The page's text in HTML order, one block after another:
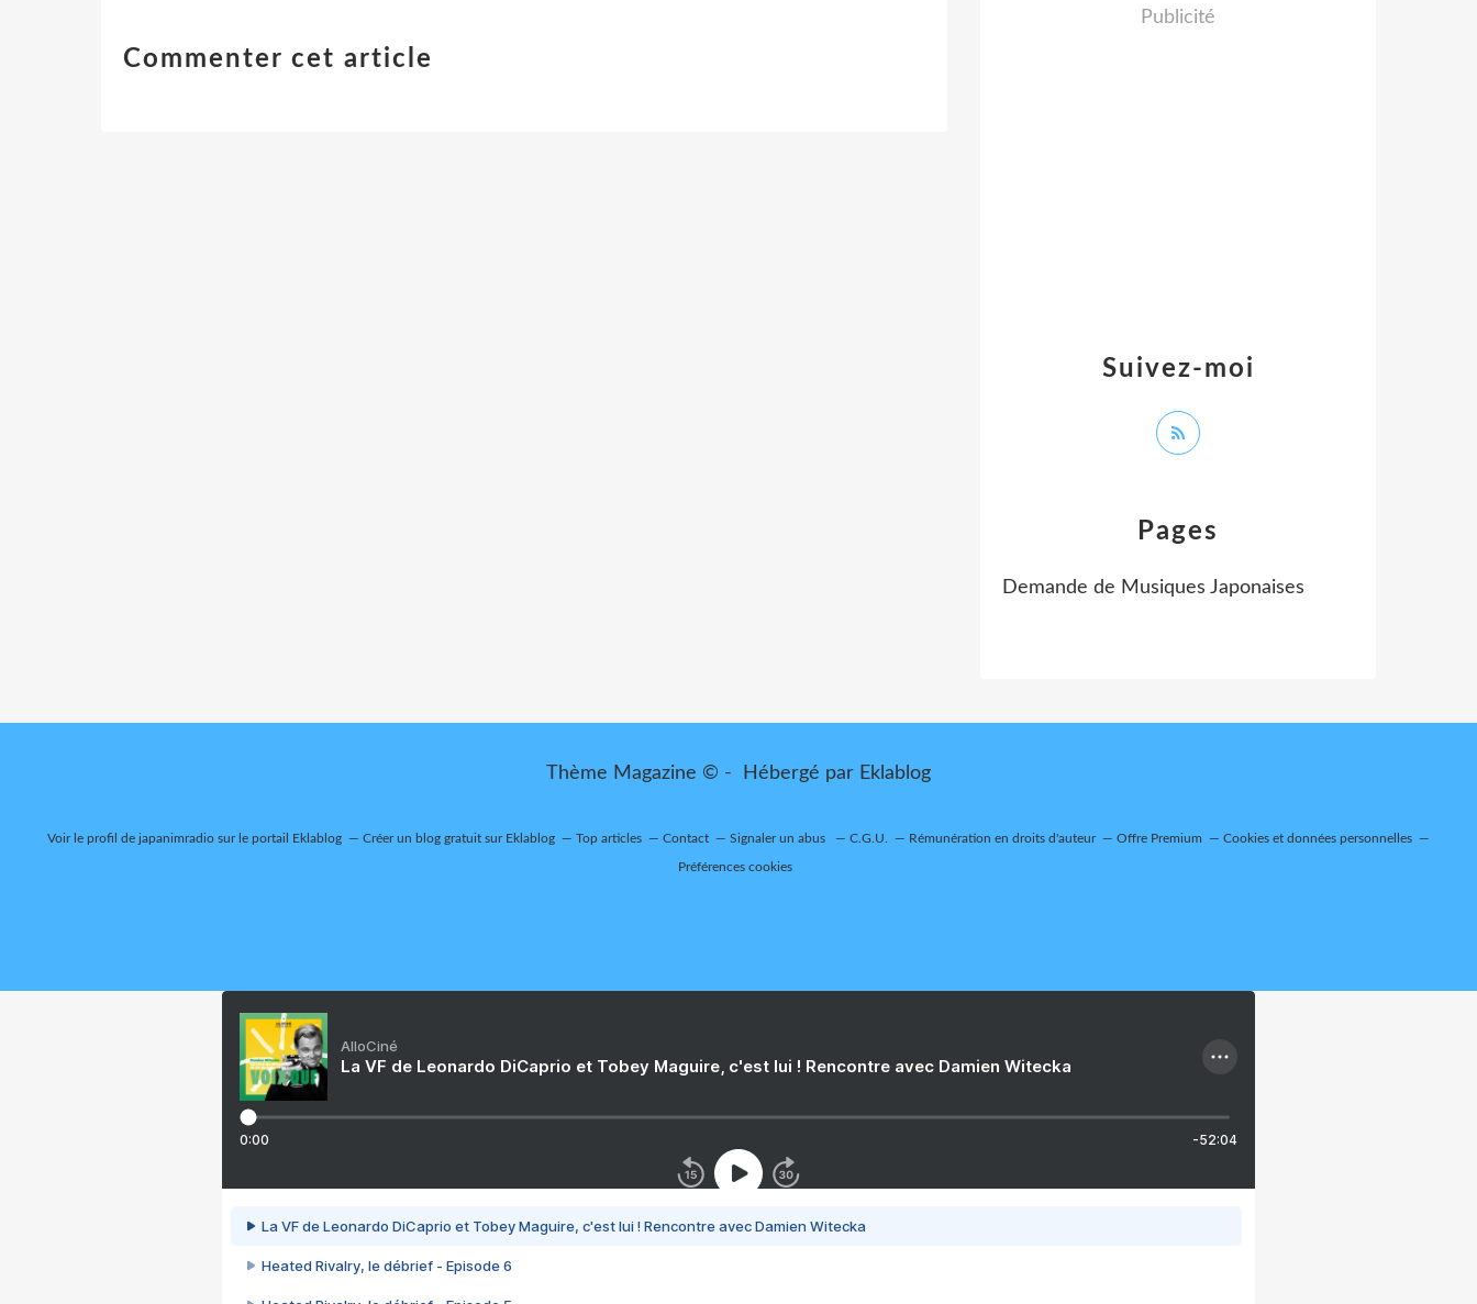
Commenter cet article
Pages
Demande de Musiques Japonaises
Suivez-moi
Publicité
Thème Magazine © - Hébergé par Eklablog
Voir le profil de japanimradio sur le portail Eklablog Créer un blog gratuit sur Eklablog Top articles Contact Signaler un abus C.G.U. Rémunération en droits d'auteur Offre Premium Cookies et données personnelles
Préférences cookies
AlloCiné
La VF de Leonardo DiCaprio et Tobey Maguire, c'est lui ! Rencontre avec Damien Witecka
0:00 -52:04
La VF de Leonardo DiCaprio et Tobey Maguire, c'est lui ! Rencontre avec Damien Witecka
Heated Rivalry, le débrief - Episode 6